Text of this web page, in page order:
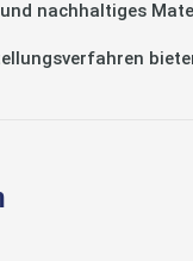
nachhaltiges